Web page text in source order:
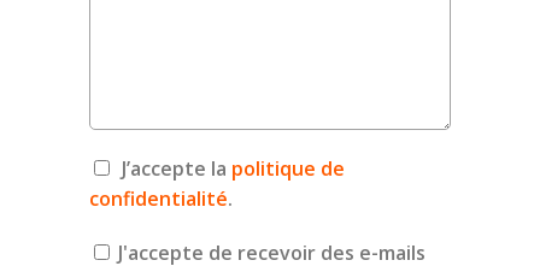
J’accepte la politique de
confidentialité.
J'accepte de recevoir des e-mails